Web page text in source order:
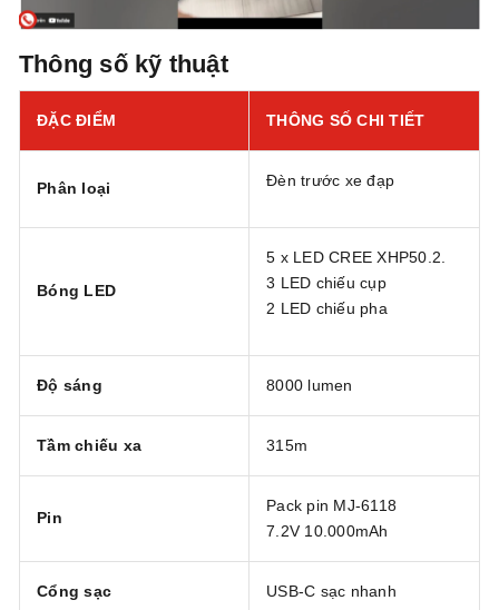
Thông số kỹ thuật
ĐẶC ĐIỂM THÔNG SỐ CHI TIẾT
Phân loại Đèn trước xe đạp
Bóng LED
5 x LED CREE XHP50.2.
3 LED chiếu cụp
2 LED chiếu pha
Độ sáng 8000 lumen
Tầm chiếu xa 315m
Pin
Pack pin MJ-6118
7.2V 10.000mAh
Cổng sạc USB-C sạc nhanh